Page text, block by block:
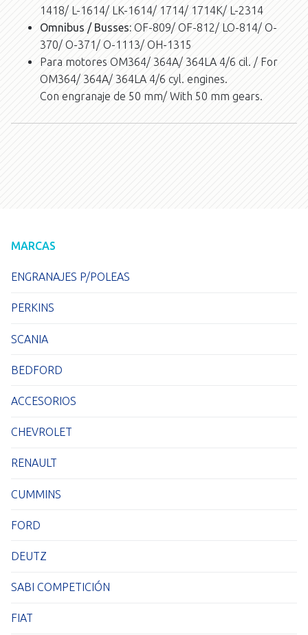
1418/ L-1614/ LK-1614/ 1714/ 1714K/ L-2314
Omnibus / Busses:OF-809/ OF-812/ LO-814/ O-
370/ O-371/ O-1113/ OH-1315
Para motores OM364/ 364A/ 364LA 4/6 cil. / For
OM364/ 364A/ 364LA 4/6 cyl. engines.
Con engranaje de 50 mm/ With 50 mm gears.
MARCAS
ENGRANAJES P/POLEAS
PERKINS
SCANIA
BEDFORD
ACCESORIOS
CHEVROLET
RENAULT
CUMMINS
FORD
DEUTZ
SABI COMPETICIÓN
FIAT